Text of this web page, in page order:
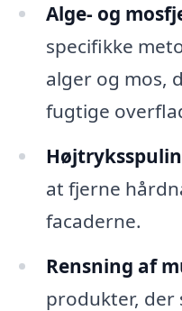
Alge- og
specifikke
alger og mos,
fugtige
at fjerne
facaderne.
Rensning af
produkter, der